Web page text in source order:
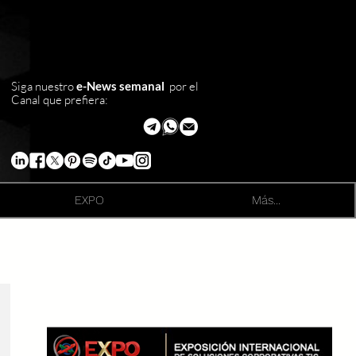
Siga nuestroe-News semanal por el
Canal que prefiera:
EXPO Más...